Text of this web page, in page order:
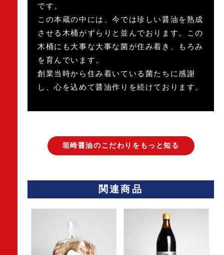
です。
この本蔵の中には、今では珍しい醤油を熟成
させる木桶がずらりと並んでおります。この
木桶にも大事な大事な菌が住み着き、もろみ
を育んでいます。
創業当時から住み着いている菌たちに感謝
し、心を込めて醤油作りを続けております。
垣崎醤油のこだわりをもっと知る
関連商品